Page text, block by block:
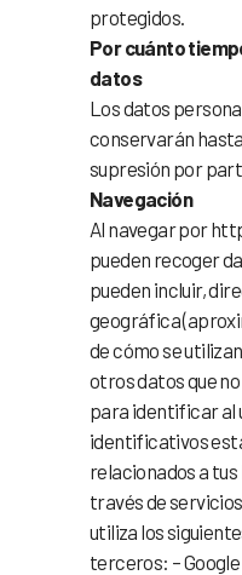
protegidos.
Por cuánto
datos
Los datos
conservarán
supresión por
Navegación
Al navegar por
pueden recoger
pueden incluir,
geográfica
de cómo se
otros datos que
para identificar al
identificativos
relacionados a
través de
utiliza los
terceros: –